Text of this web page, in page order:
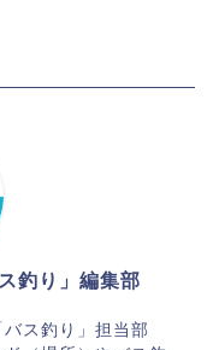
釣り」編集部
ス釣り」担当部